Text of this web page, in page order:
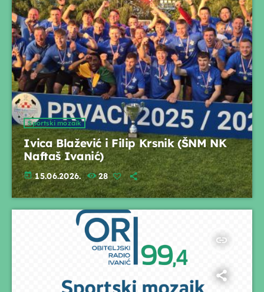
Sportski mozaik
Ivica Blažević i Filip Krsnik (ŠNM NK
Naftaš Ivanić)
today 15.06.2026. 28
insert_link